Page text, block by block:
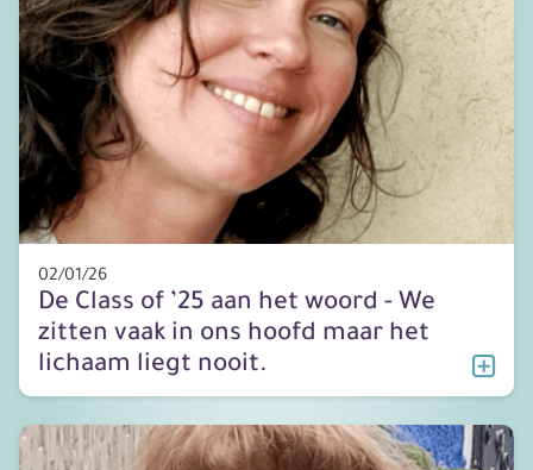
02/01/26
De Class of ’25 aan het woord - We
zitten vaak in ons hoofd maar het
lichaam liegt nooit.